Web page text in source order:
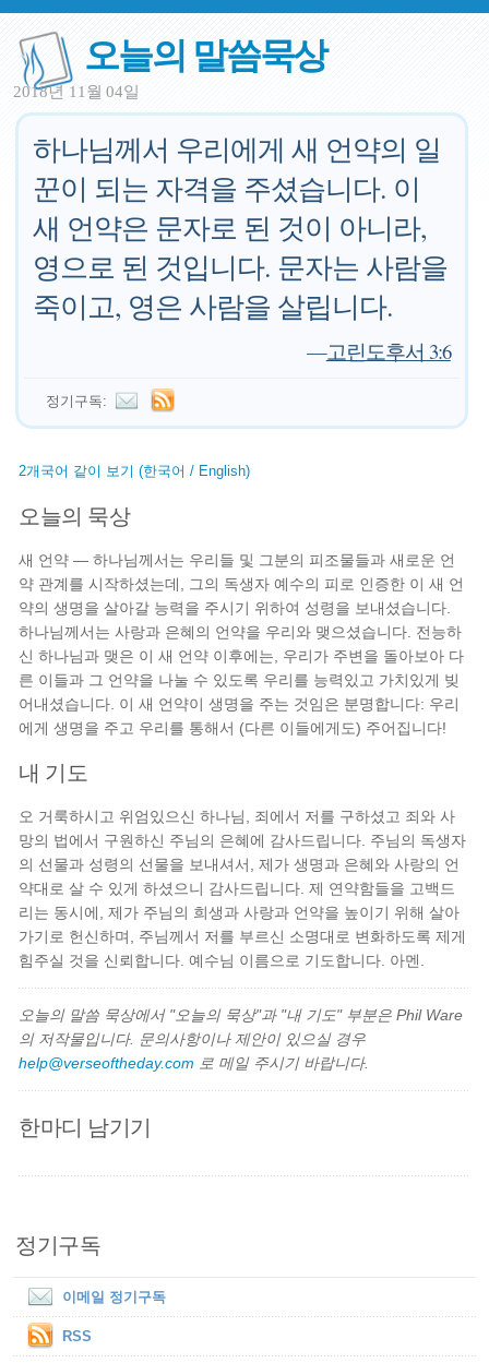
오늘의 말씀묵상
2018년 11월 04일
하나님께서 우리에게 새 언약의 일
꾼이 되는 자격을 주셨습니다. 이
새 언약은 문자로 된 것이 아니라,
영으로 된 것입니다. 문자는 사람을
죽이고, 영은 사람을 살립니다.
—고린도후서 3:6
정기구독:
2개국어 같이 보기 (한국어 / English)
오늘의 묵상
새 언약 — 하나님께서는 우리들 및 그분의 피조물들과 새로운 언
약 관계를 시작하셨는데, 그의 독생자 예수의 피로 인증한 이 새 언
약의 생명을 살아갈 능력을 주시기 위하여 성령을 보내셨습니다.
하나님께서는 사랑과 은혜의 언약을 우리와 맺으셨습니다. 전능하
신 하나님과 맺은 이 새 언약 이후에는, 우리가 주변을 돌아보아 다
른 이들과 그 언약을 나눌 수 있도록 우리를 능력있고 가치있게 빚
어내셨습니다. 이 새 언약이 생명을 주는 것임은 분명합니다: 우리
에게 생명을 주고 우리를 통해서 (다른 이들에게도) 주어집니다!
내 기도
오 거룩하시고 위엄있으신 하나님, 죄에서 저를 구하셨고 죄와 사
망의 법에서 구원하신 주님의 은혜에 감사드립니다. 주님의 독생자
의 선물과 성령의 선물을 보내셔서, 제가 생명과 은혜와 사랑의 언
약대로 살 수 있게 하셨으니 감사드립니다. 제 연약함들을 고백드
리는 동시에, 제가 주님의 희생과 사랑과 언약을 높이기 위해 살아
가기로 헌신하며, 주님께서 저를 부르신 소명대로 변화하도록 제게
힘주실 것을 신뢰합니다. 예수님 이름으로 기도합니다. 아멘.
오늘의 말씀 묵상에서 "오늘의 묵상"과 "내 기도" 부분은 Phil Ware
의 저작물입니다. 문의사항이나 제안이 있으실 경우
help@verseoftheday.com 로 메일 주시기 바랍니다.
한마디 남기기
정기구독
이메일 정기구독
RSS